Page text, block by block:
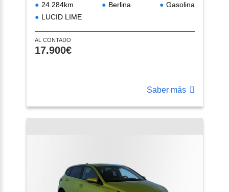
24.284km Berlina
Gasolina
LUCID LIME
AL CONTADO
17.900€
Saber más